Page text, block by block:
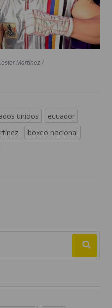
Martínez /
unidos
ecuador
boxeo nacional